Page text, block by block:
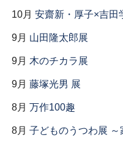
10月 安齋新・厚子×吉田
9月 山田隆太郎展
9月 木のチカラ展
9月 藤塚光男 展
8月 万作100趣
8月 子どものうつわ展